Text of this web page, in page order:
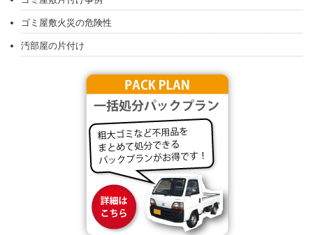
ゴミ屋敷火災の危険性
汚部屋の片付け